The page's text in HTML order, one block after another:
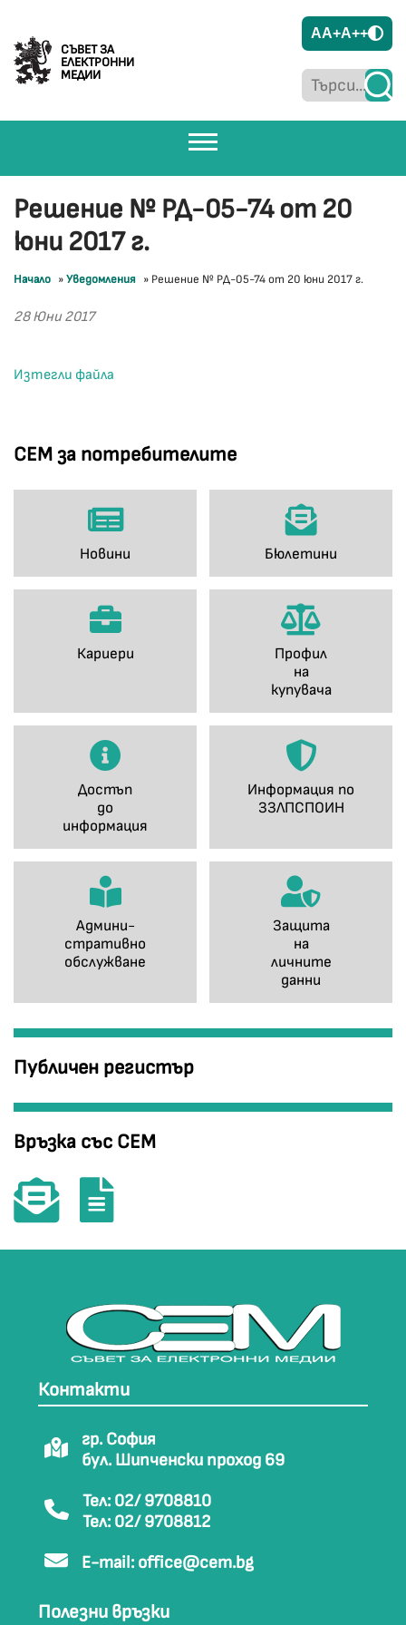
СЪВЕТ ЗА
ЕЛЕКТРОННИ
МЕДИИ
AA+A++
СЕМ за потребителите
Новини Бюлетини
Кариери
Профил
на
купувача
Достъп
до
информация
Информация по
ЗЗЛПСПОИН
Админи-
стративно
обслужване
Защита
на
личните
данни
Публичен регистър
Връзка със СЕМ
Решение № РД-05-74 от 20
юни 2017 г.
Начало »Уведомления » Решение № РД-05-74 от 20 юни 2017 г.
28 Юни 2017
Изтегли файла
Контакти
гр. София
бул. Шипченски проход 69
Тел: 02/ 9708810
Тел: 02/ 9708812
E-mail: office@cem.bg
Полезни връзки